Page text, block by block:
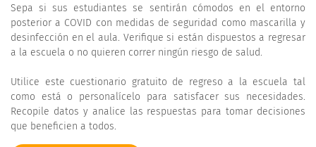
Sepa si sus estudiantes se sentirán cómodos en el entorno
posterior a COVID con medidas de seguridad como mascarilla y
desinfección en el aula. Verifique si están dispuestos a regresar
a la escuela o no quieren correr ningún riesgo de salud.
Utilice este cuestionario gratuito de regreso a la escuela tal
como está o personalícelo para satisfacer sus necesidades.
Recopile datos y analice las respuestas para tomar decisiones
que beneficien a todos.